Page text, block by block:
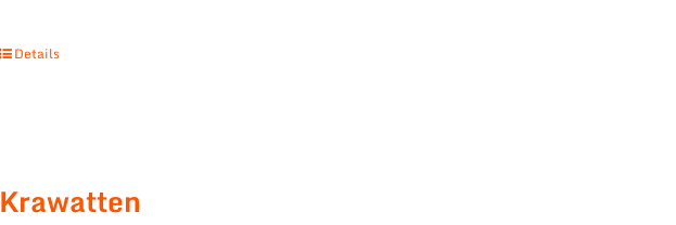
Details
Krawatten